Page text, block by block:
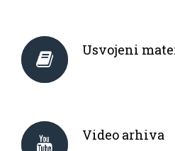
Usvojeni
Video arhiva